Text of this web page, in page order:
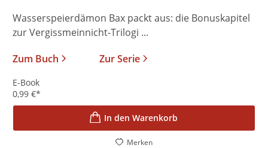
Wasserspeierdämon Bax packt aus: die Bonuskapitel
zur Vergissmeinnicht-Trilogi ...
Zum Buch
Zur Serie
E-Book
0,99 €*
In den Warenkorb
Merken